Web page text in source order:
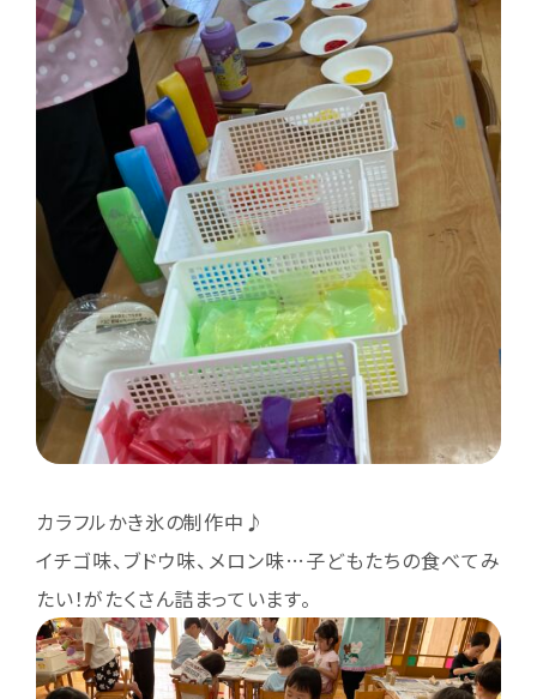
カラフルかき氷の制作中♪
イチゴ味、ブドウ味、メロン味…子どもたちの食べてみ
たい！がたくさん詰まっています。